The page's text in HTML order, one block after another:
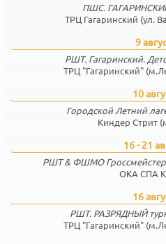
ПШС.
ТРЦ Гагаринский (ул.
9
РШТ. Гагаринский.
ТРЦ "Гагаринский"
10
Городской Летний
Киндер Стрит
16 - 21
РШТ & ФШМО
ОКА СПА
16
РШТ. РАЗРЯДНЫЙ
ТРЦ "Гагаринский"